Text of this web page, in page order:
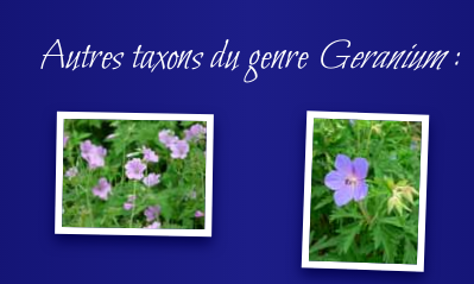
Autres taxons du genre Geranium: